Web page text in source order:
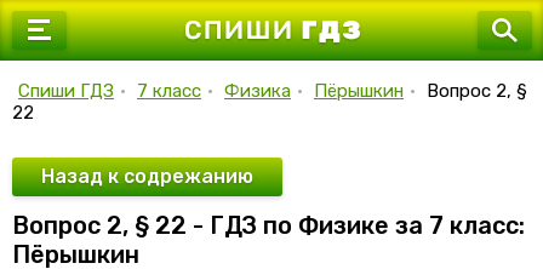
7 класс
9 класс
10 класс
11 класс
Спиши ГДЗ • 7 класс • Физика • Пёрышкин •
Вопрос 2, §
22
Назад к содрежанию
Вопрос 2, § 22 - ГДЗ по Физике за 7 класс:
Пёрышкин